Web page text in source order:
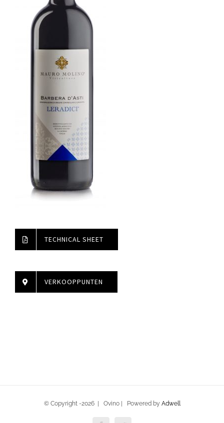
TECHNICAL SHEET
VERKOOPPUNTEN
© Copyright -2026 | Ovino | Powered by Adwell